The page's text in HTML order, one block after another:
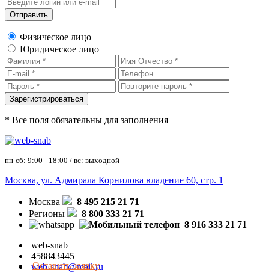
Физическое лицо
Юридическое лицо
* Все поля обязательны для заполнения
пн-сб: 9:00 - 18:00 / вс: выходной
Москва, ул. Адмирала Корнилова владение 60, стр. 1
Москва
8 495 215 21 71
Регионы
8 800 333 21 71
8 916 333 21 71
web-snab
458843445
web-snab@mail.ru
Оставить заявку